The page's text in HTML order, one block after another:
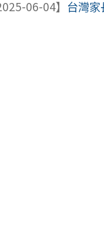
06-04】 台灣